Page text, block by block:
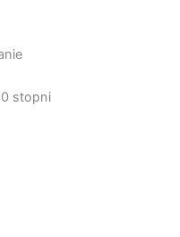
stopni